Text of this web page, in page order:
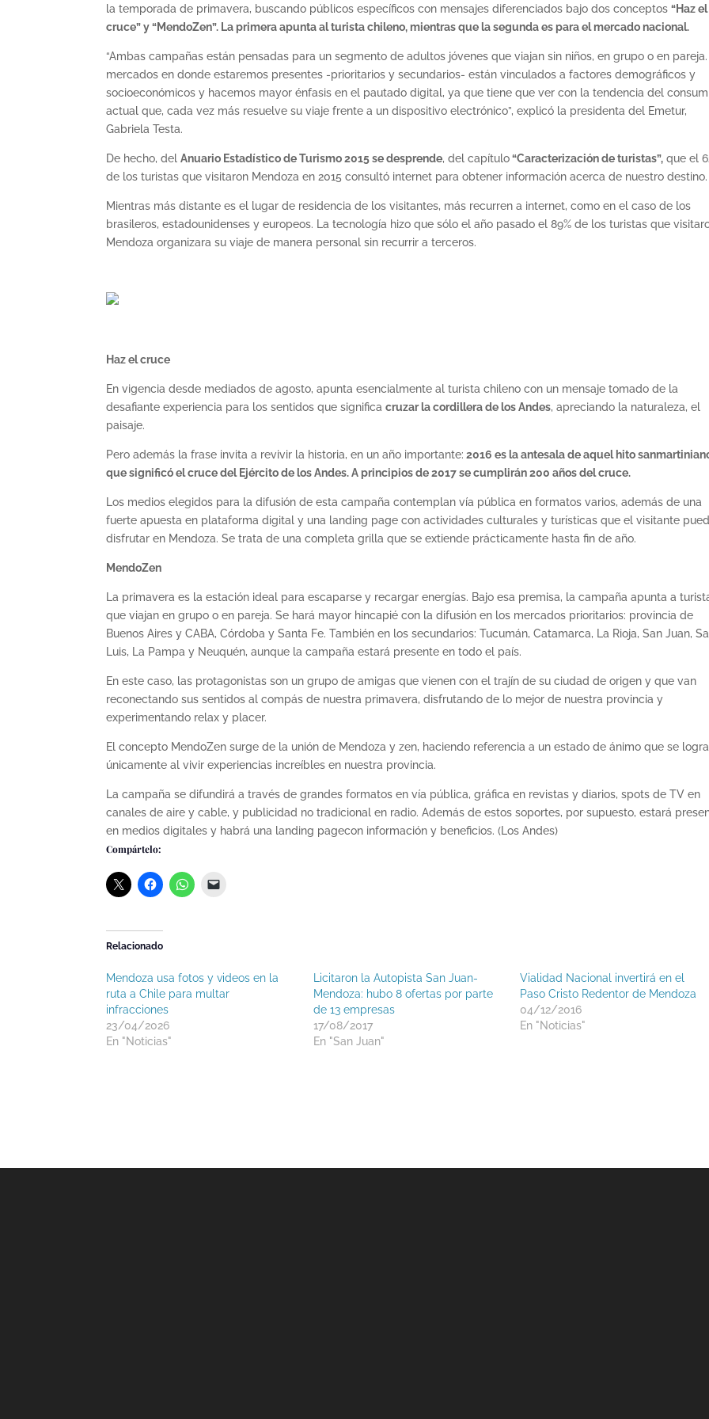
la temporada de primavera, buscando públicos específicos con mensajes diferenciados bajo dos conceptos“Haz el
cruce” y “MendoZen”. La primera apunta al turista chileno, mientras que la segunda es para el mercado nacional.
“Ambas campañas están pensadas para un segmento de adultos jóvenes que viajan sin niños, en grupo o en
mercados en donde estaremos presentes -prioritarios y secundarios- están vinculados a factores demográficos y
socioeconómicos y hacemos mayor énfasis en el pautado digital, ya que tiene que ver con la tendencia del
actual que, cada vez más resuelve su viaje frente a un dispositivo electrónico”, explicó la presidenta del Emetur,
Gabriela Testa.
De hecho, delAnuario Estadístico de Turismo 2015 se desprende, del capítulo“Caracterización de turistas”, que el
de los turistas que visitaron Mendoza en 2015 consultó internet para obtener información acerca de nuestro destino.
Mientras más distante es el lugar de residencia de los visitantes, más recurren a internet, como en el caso de los
brasileros, estadounidenses y europeos. La tecnología hizo que sólo el año pasado el 89% de los turistas que
Mendoza organizara su viaje de manera personal sin recurrir a terceros.
Haz el cruce
En vigencia desde mediados de agosto, apunta esencialmente al turista chileno con un mensaje tomado de la
desafiante experiencia para los sentidos que significacruzar la cordillera de los Andes, apreciando la naturaleza, el
paisaje.
Pero además la frase invita a revivir la historia, en un año importante: 2016 es la antesala de aquel hito
que significó el cruce del Ejército de los Andes. A principios de 2017 se cumplirán 200 años del cruce.
Los medios elegidos para la difusión de esta campaña contemplan vía pública en formatos varios, además de una
fuerte apuesta en plataforma digital y una landing page con actividades culturales y turísticas que el visitante
disfrutar en Mendoza. Se trata de una completa grilla que se extiende prácticamente hasta fin de año.
MendoZen
La primavera es la estación ideal para escaparse y recargar energías. Bajo esa premisa, la campaña apunta a
que viajan en grupo o en pareja. Se hará mayor hincapié con la difusión en los mercados prioritarios: provincia de
Buenos Aires y CABA, Córdoba y Santa Fe. También en los secundarios: Tucumán, Catamarca, La Rioja, San Juan,
Luis, La Pampa y Neuquén, aunque la campaña estará presente en todo el país.
En este caso, las protagonistas son un grupo de amigas que vienen con el trajín de su ciudad de origen y que van
reconectando sus sentidos al compás de nuestra primavera, disfrutando de lo mejor de nuestra provincia y
experimentando relax y placer.
El concepto MendoZen surge de la unión de Mendoza y zen, haciendo referencia a un estado de ánimo que se logra
únicamente al vivir experiencias increíbles en nuestra provincia.
La campaña se difundirá a través de grandes formatos en vía pública, gráfica en revistas y diarios, spots de TV en
canales de aire y cable, y publicidad no tradicional en radio. Además de estos soportes, por supuesto, estará
en medios digitales y habrá una landing pagecon información y beneficios. (Los Andes)
Compártelo:
Relacionado
Mendoza usa fotos y videos en la
ruta a Chile para multar
infracciones
23/04/2026
En "Noticias"
Licitaron la Autopista San Juan-
Mendoza: hubo 8 ofertas por parte
de 13 empresas
17/08/2017
En "San Juan"
Vialidad Nacional invertirá en el
Paso Cristo Redentor de Mendoza
04/12/2016
En "Noticias"